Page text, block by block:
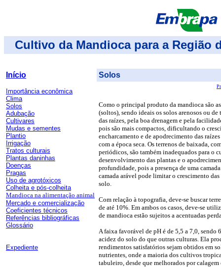
Cultivo da Mandioca para a Região
Início
Importância econômica
Clima
Solos
Adubação
Cultivares
Mudas e sementes
Plantio
Irrigação
Tratos culturais
Plantas daninhas
Doenças
Pragas
Uso de agrotóxicos
Colheita e pós-colheita
Mandioca na alimentação animal
Mercado e comercialização
Coeficientes técnicos
Referências bibliográficas
Glossário
Expediente
Solos
Como o principal produto da mandioca são
(soltos), sendo ideais os solos arenosos ou
das raízes, pela boa drenagem e pela
pois são mais compactos, dificultando o
encharcamento e de apodrecimento das
com a época seca. Os terrenos de baixada,
periódicos, são também inadequados para o
desenvolvimento das plantas e o
profundidade, pois a presença de uma
camada arável pode limitar o crescimento
solo.
Com relação à topografia, deve-se buscar
de até 10%. Em ambos os casos, deve-se
de mandioca estão sujeitos a acentuadas
A faixa favorável de pH é de 5,5 a 7,0, sendo
acidez do solo do que outras culturas. Ela
rendimentos satisfatórios sejam obtidos em
nutrientes, onde a maioria dos cultivos
tabuleiro, desde que melhorados por